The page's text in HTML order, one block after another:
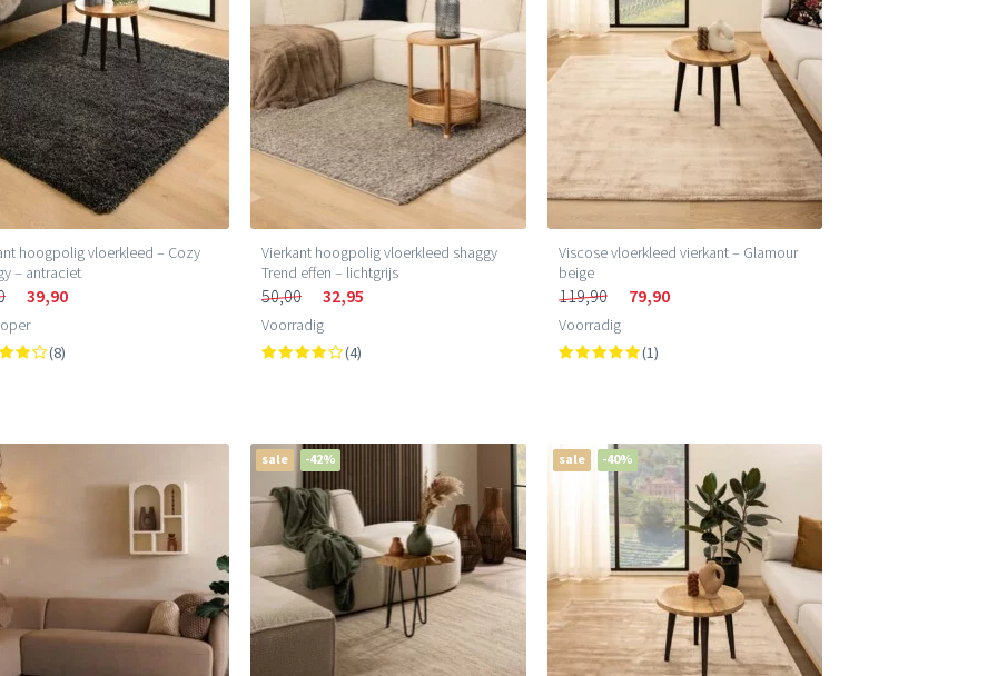
hoogpolig vloerkleed – Cozy
– antraciet
39,90
(8)
Vierkant hoogpolig vloerkleed shaggy
Trend effen – lichtgrijs
50,00 32,95
Voorradig
(4)
Viscose vloerkleed vierkant – Glamour
beige
119,90 79,90
Voorradig
(1)
sale -42% sale -40%